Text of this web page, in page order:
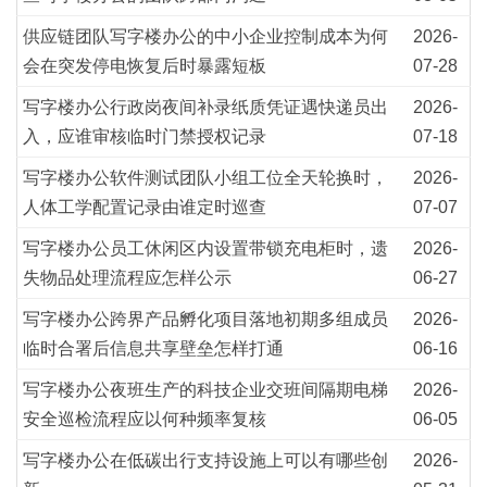
供应链团队写字楼办公的中小企业控制成本为何
会在突发停电恢复后时暴露短板
2026-
07-28
写字楼办公行政岗夜间补录纸质凭证遇快递员出
入，应谁审核临时门禁授权记录
2026-
07-18
写字楼办公软件测试团队小组工位全天轮换时，
人体工学配置记录由谁定时巡查
2026-
07-07
写字楼办公员工休闲区内设置带锁充电柜时，遗
失物品处理流程应怎样公示
2026-
06-27
写字楼办公跨界产品孵化项目落地初期多组成员
临时合署后信息共享壁垒怎样打通
2026-
06-16
写字楼办公夜班生产的科技企业交班间隔期电梯
安全巡检流程应以何种频率复核
2026-
06-05
写字楼办公在低碳出行支持设施上可以有哪些创
2026-